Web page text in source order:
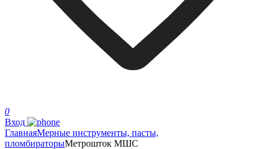
0
Вход
ГлавнаяМерные инструменты, пасты,
пломбираторыМетрошток МШС